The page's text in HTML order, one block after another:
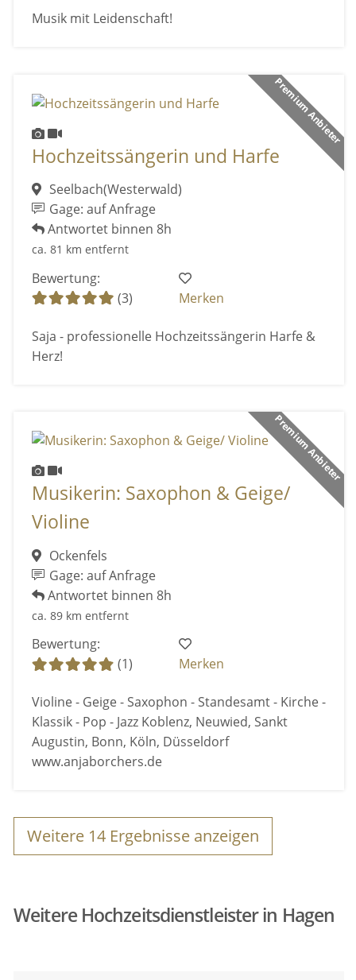
Musik mit Leidenschaft!
Premium Anbieter
Hochzeitssängerin und Harfe
Seelbach(Westerwald)
Gage: auf Anfrage
Antwortet binnen 8h
ca. 81 km entfernt
Bewertung:
(3)
Merken
Saja - professionelle Hochzeitssängerin Harfe &
Herz!
Premium Anbieter
Musikerin: Saxophon & Geige/
Violine
Ockenfels
Gage: auf Anfrage
Antwortet binnen 8h
ca. 89 km entfernt
Bewertung:
(1)
Merken
Violine - Geige - Saxophon - Standesamt - Kirche -
Klassik - Pop - Jazz Koblenz, Neuwied, Sankt
Augustin, Bonn, Köln, Düsseldorf
www.anjaborchers.de
Weitere 14 Ergebnisse anzeigen
Weitere Hochzeitsdienstleister in Hagen